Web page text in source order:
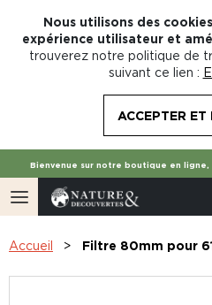
Nous utilisons des
expérience utilisateur et
trouverez notre politique de
suivant ce lien :
ACCEPTER ET
Bienvenue sur notre boutique en
Accueil Filtre 80mm pour